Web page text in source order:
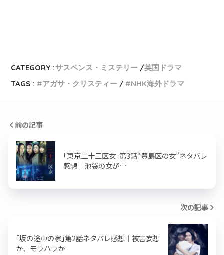
CATEGORY :サスペンス・ミステリー
英国ドラマ
TAGS :
アガサ・クリスティー NHK海外ドラマ
前の記事
｢東京二十三区女｣第3話“豊島区の女”ネタバレ
感想｜池袋の女が…
次の記事
｢坂の途中の家｣第2話ネタバレ感想｜被害妄想
か、モラハラか